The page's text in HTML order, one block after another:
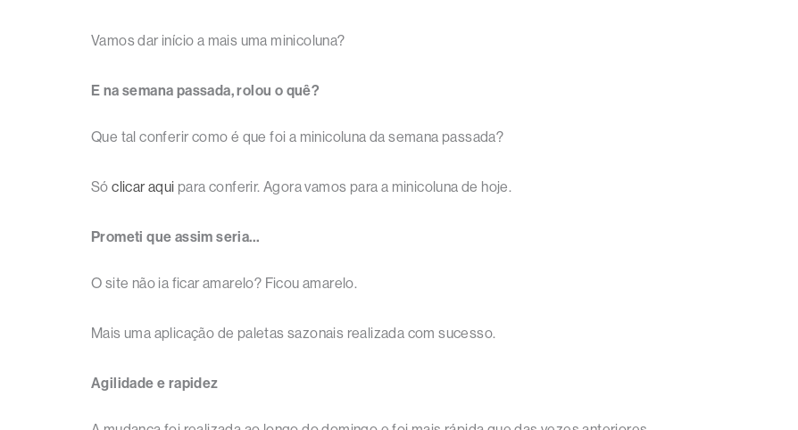
Vamos dar início a mais uma minicoluna?
E na semana passada, rolou o quê?
Que tal conferir como é que foi a minicoluna da semana passada?
Sóclicar aqui para conferir. Agora vamos para a minicoluna de hoje.
Prometi que assim seria…
O site não ia ficar amarelo? Ficou amarelo.
Mais uma aplicação de paletas sazonais realizada com sucesso.
Agilidade e rapidez